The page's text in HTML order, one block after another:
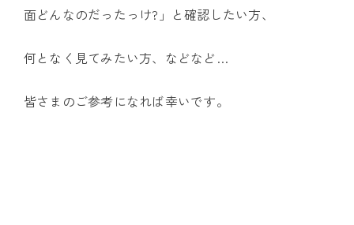
面どんなのだったっけ?」と確認したい方、
何となく見てみたい方、などなど…
皆さまのご参考になれば幸いです。